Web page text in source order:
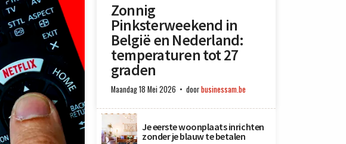
Zonnig
Pinksterweekend in
België en Nederland:
temperaturen tot 27
graden
Maandag 18 Mei 2026 doorbusinessam.be
Je eerste woonplaats inrichten
zonder je blauw te betalen